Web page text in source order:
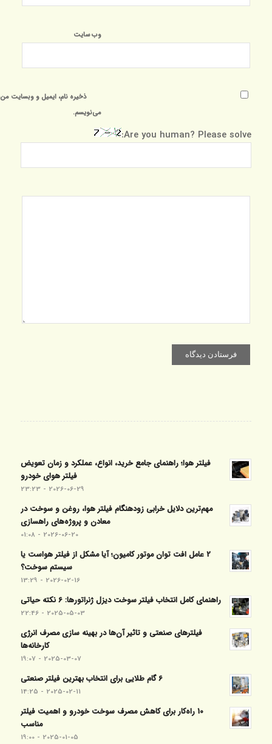
وب‌ سایت
ذخیره نام، ایمیل و وبسایت من
می‌نویسم.
Are you human? Please solve:
فیلتر هوا؛ راهنمای جامع خرید، انواع، عملکرد و زمان تعویض
فیلتر هوای خودرو
2026-06-29 - 23:23
مهم‌ترین دلایل خرابی زودهنگام فیلتر هوا، روغن و سوخت در
معادن و پروژه‌های راهسازی
2026-06-20 - 01:08
2 عامل افت توان موتور کامیون؛ آیا مشکل از فیلتر هواست یا
سیستم سوخت؟
2026-02-16 - 13:29
راهنمای کامل انتخاب فیلتر سوخت دیزل ژنراتورها: 6 نکته حیاتی
2025-05-03 - 22:46
فیلترهای صنعتی و تاثیر آن‌ها در بهینه‌ سازی مصرف انرژی
کارخانه‌ها
2025-03-07 - 19:07
6 گام طلایی برای انتخاب بهترین فیلتر صنعتی
2025-02-11 - 14:25
10 راه‌کار برای کاهش مصرف سوخت خودرو و اهمیت فیلتر
مناسب
2025-01-05 - 19:00